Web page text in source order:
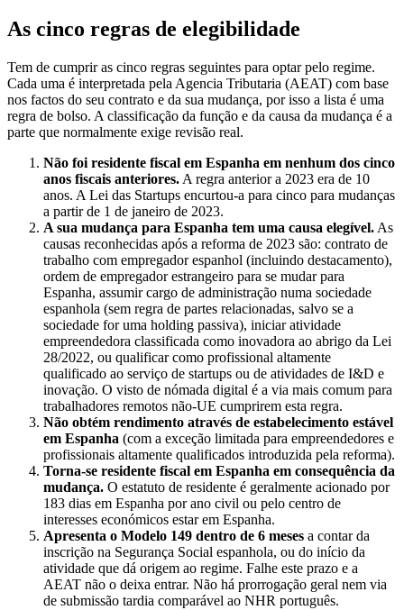
As cinco regras de elegibilidade
Tem de cumprir as cinco regras seguintes para optar pelo regime.
Cada uma é interpretada pela Agencia Tributaria (AEAT) com base
nos factos do seu contrato e da sua mudança, por isso a lista é uma
regra de bolso. A classificação da função e da causa da mudança é a
parte que normalmente exige revisão real.
Não foi residente fiscal em Espanha em nenhum dos cinco
anos fiscais anteriores. A regra anterior a 2023 era de 10
anos. A Lei das Startups encurtou-a para cinco para mudanças
a partir de 1 de janeiro de 2023.
A sua mudança para Espanha tem uma causa elegível. As
causas reconhecidas após a reforma de 2023 são: contrato de
trabalho com empregador espanhol (incluindo destacamento),
ordem de empregador estrangeiro para se mudar para
Espanha, assumir cargo de administração numa sociedade
espanhola (sem regra de partes relacionadas, salvo se a
sociedade for uma holding passiva), iniciar atividade
empreendedora classificada como inovadora ao abrigo da Lei
28/2022, ou qualificar como profissional altamente
qualificado ao serviço de startups ou de atividades de I&D e
inovação. O visto de nómada digital é a via mais comum para
trabalhadores remotos não-UE cumprirem esta regra.
Não obtém rendimento através de estabelecimento estável
em Espanha (com a exceção limitada para empreendedores e
profissionais altamente qualificados introduzida pela reforma).
Torna-se residente fiscal em Espanha em consequência da
mudança. O estatuto de residente é geralmente acionado por
183 dias em Espanha por ano civil ou pelo centro de
interesses económicos estar em Espanha.
Apresenta o Modelo 149 dentro de 6 meses a contar da
inscrição na Segurança Social espanhola, ou do início da
atividade que dá origem ao regime. Falhe este prazo e a
AEAT não o deixa entrar. Não há prorrogação geral nem via
de submissão tardia comparável ao NHR português.